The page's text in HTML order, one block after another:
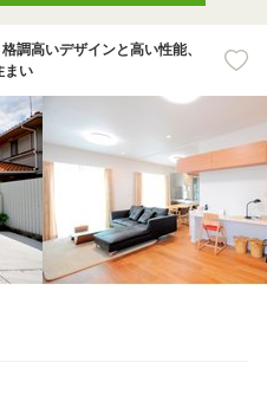
調高いデザインと高い性能、
まい